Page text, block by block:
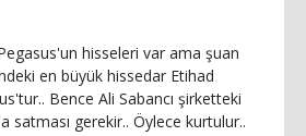
hisseleri var ama şuan
en büyük hissedar Etihad
Bence Ali Sabancı şirketteki
satması gerekir.. Öylece kurtulur..